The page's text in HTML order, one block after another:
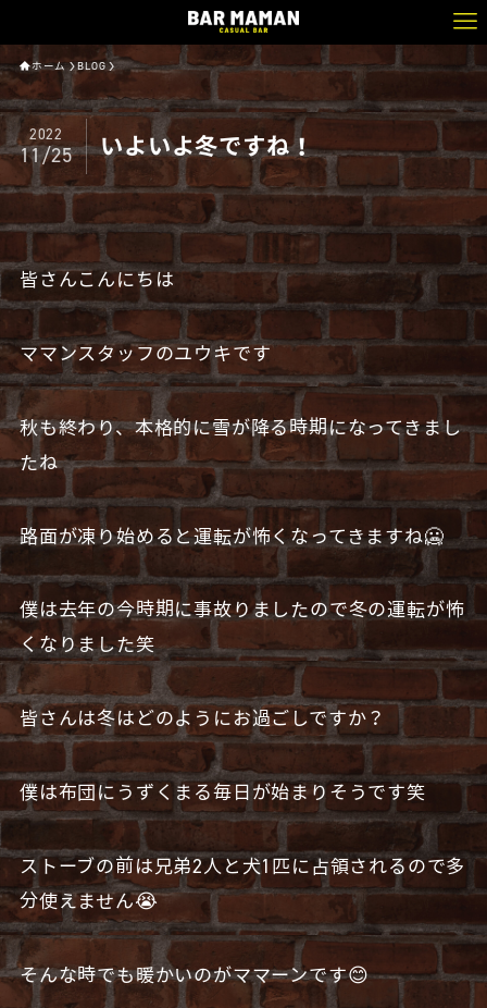
ホーム BLOG
いよいよ冬ですね！
2022
11/25
皆さんこんにちは
ママンスタッフのユウキです
秋も終わり、本格的に雪が降る時期になってきまし
たね
路面が凍り始めると運転が怖くなってきますね🥶
僕は去年の今時期に事故りましたので冬の運転が怖
くなりました笑
皆さんは冬はどのようにお過ごしですか？
僕は布団にうずくまる毎日が始まりそうです笑
ストーブの前は兄弟2人と犬1匹に占領されるので多
分使えません😭
そんな時でも暖かいのがママーンです😊